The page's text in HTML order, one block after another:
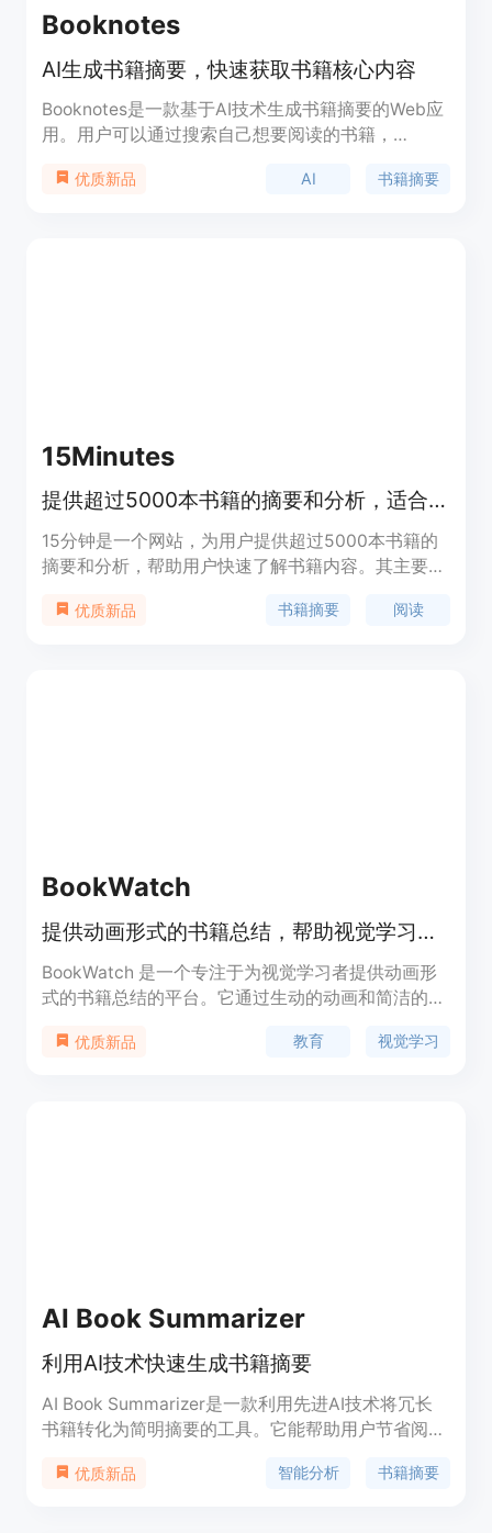
Booknotes
AI生成书籍摘要，快速获取书籍核心内容
Booknotes是一款基于AI技术生成书籍摘要的Web应
用。用户可以通过搜索自己想要阅读的书籍，
用和可操作的内容。用户可以在主页小部件或
优质新品 AI 书籍摘要
15Minutes
提供超过5000本书籍的摘要和分析，适合快速阅读。
15分钟是一个网站，为用户提供超过5000本书籍的
摘要和分析，帮助用户快速了解书籍内容。其主要优
选项。优质新品 书籍摘要 阅读
BookWatch
提供动画形式的书籍总结，帮助视觉学习者快速掌握书籍核心内容。
BookWatch 是一个专注于为视觉学习者提供动画形
式的书籍总结的平台。它通过生动的动画和简洁的总
间。该平台涵盖多种书籍类别，包括商业、心理学、
优质新品 教育 视觉学习
AI Book Summarizer
利用AI技术快速生成书籍摘要
AI Book Summarizer是一款利用先进AI技术将冗长
书籍转化为简明摘要的工具。它能帮助用户节省阅读
Summarizer致力于简化阅读体验，提供简洁而有意
优质新品 智能分析 书籍摘要